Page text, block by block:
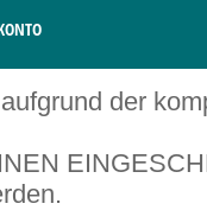
der